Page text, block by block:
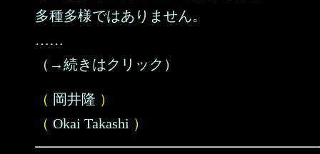
多種多様ではありません。
……
（→続きはクリック）
（ 岡井隆 ）
（ Okai Takashi ）